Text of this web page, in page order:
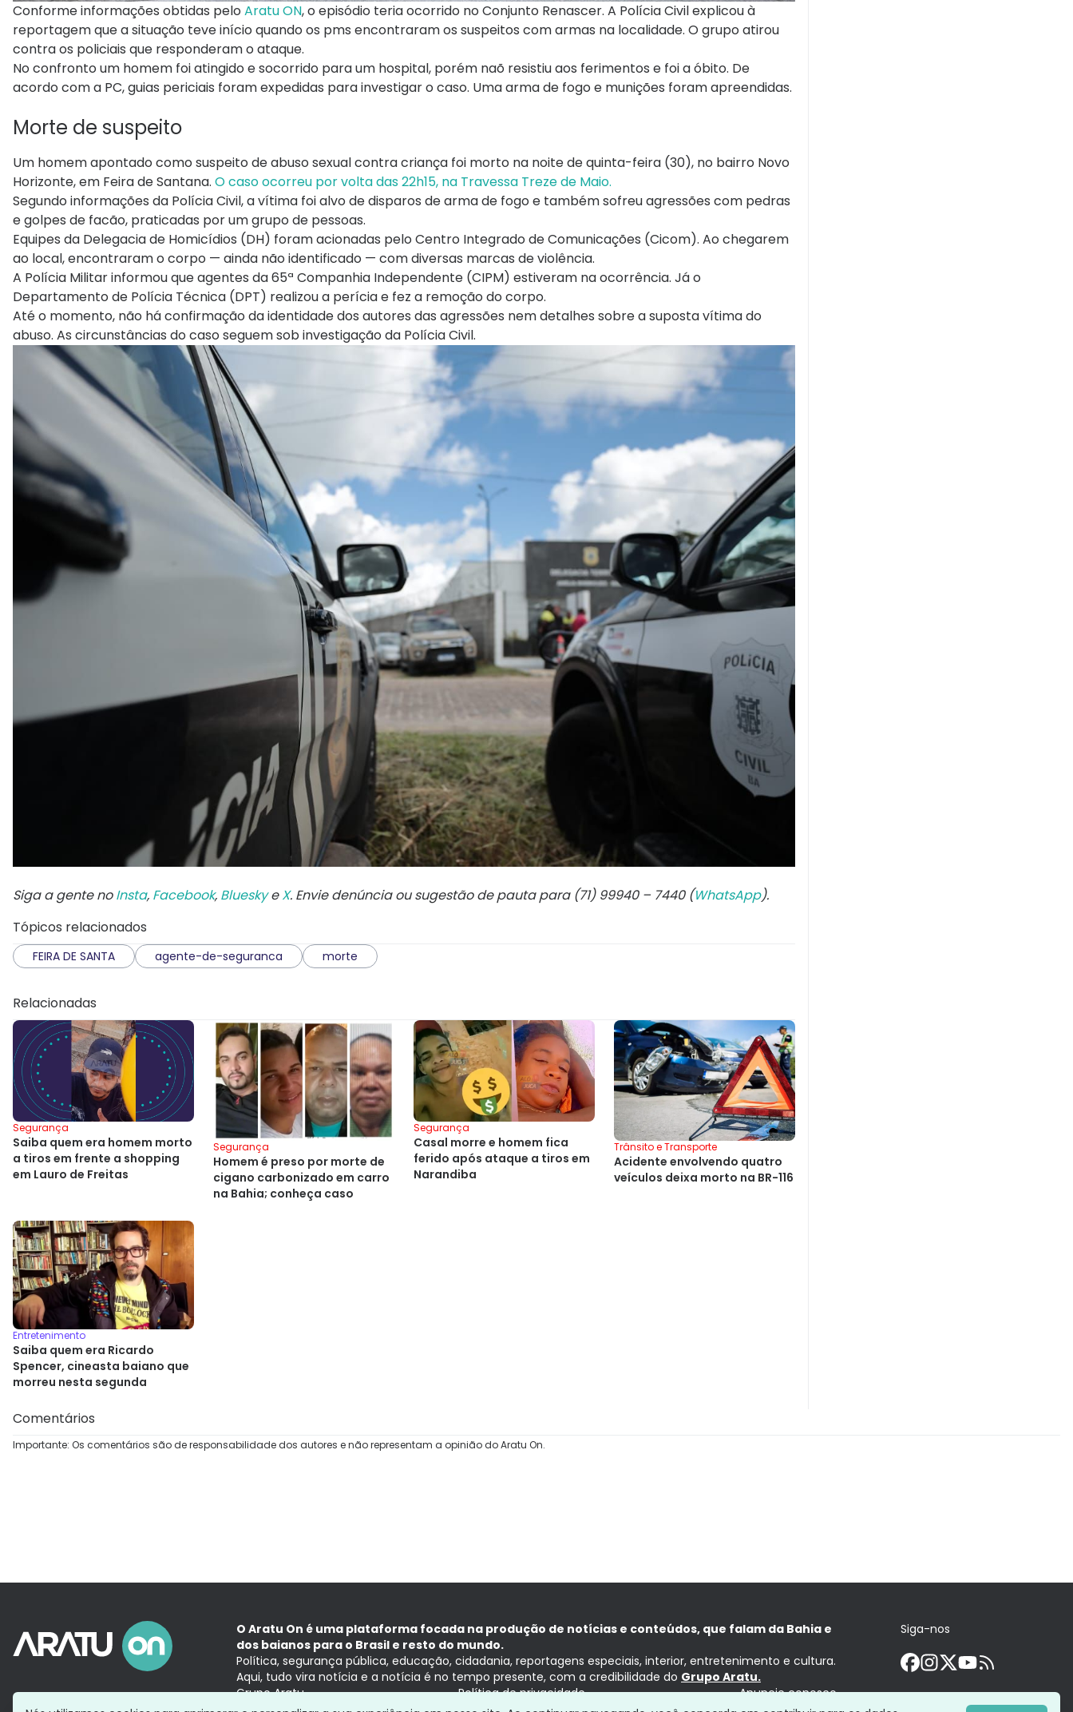
Conforme informações obtidas pelo Aratu ON, o episódio teria ocorrido no Conjunto Renascer. A Polícia Civil explicou à
reportagem que a situação teve início quando os pms encontraram os suspeitos com armas na localidade. O grupo atirou
contra os policiais que responderam o ataque.
No confronto um homem foi atingido e socorrido para um hospital, porém naõ resistiu aos ferimentos e foi a óbito. De
acordo com a PC, guias periciais foram expedidas para investigar o caso. Uma arma de fogo e munições foram apreendidas.
Morte de suspeito
Um homem apontado como suspeito de abuso sexual contra criança foi morto na noite de quinta-feira (30), no bairro Novo
Horizonte, em Feira de Santana. O caso ocorreu por volta das 22h15, na Travessa Treze de Maio.
Segundo informações da Polícia Civil, a vítima foi alvo de disparos de arma de fogo e também sofreu agressões com pedras
e golpes de facão, praticadas por um grupo de pessoas.
Equipes da Delegacia de Homicídios (DH) foram acionadas pelo Centro Integrado de Comunicações (Cicom). Ao chegarem
ao local, encontraram o corpo — ainda não identificado — com diversas marcas de violência.
A Polícia Militar informou que agentes da 65ª Companhia Independente (CIPM) estiveram na ocorrência. Já o
Departamento de Polícia Técnica (DPT) realizou a perícia e fez a remoção do corpo.
Até o momento, não há confirmação da identidade dos autores das agressões nem detalhes sobre a suposta vítima do
abuso. As circunstâncias do caso seguem sob investigação da Polícia Civil.
Siga a gente noInsta, Facebook, BlueskyeX. Envie denúncia ou sugestão de pauta para (71) 99940 – 7440 (WhatsApp).
Tópicos relacionados
FEIRA DE SANTA agente-de-seguranca morte
Relacionadas
Segurança
Saiba quem era homem morto
a tiros em frente a shopping
em Lauro de Freitas
Segurança
Homem é preso por morte de
cigano carbonizado em carro
na Bahia; conheça caso
Segurança
Casal morre e homem fica
ferido após ataque a tiros em
Narandiba
Trânsito e Transporte
Acidente envolvendo quatro
veículos deixa morto na BR-116
Entretenimento
Saiba quem era Ricardo
Spencer, cineasta baiano que
morreu nesta segunda
Comentários
Importante: Os comentários são de responsabilidade dos autores e não representam a opinião do Aratu On.
O Aratu On é uma plataforma focada na produção de notícias e conteúdos, que falam da Bahia e
dos baianos para o Brasil e resto do mundo.
Política, segurança pública, educação, cidadania, reportagens especiais, interior, entretenimento e cultura.
Aqui, tudo vira notícia e a notícia é no tempo presente, com a credibilidade do Grupo Aratu.
Grupo Aratu
Política de privacidade Anuncie conosco
Siga-nos